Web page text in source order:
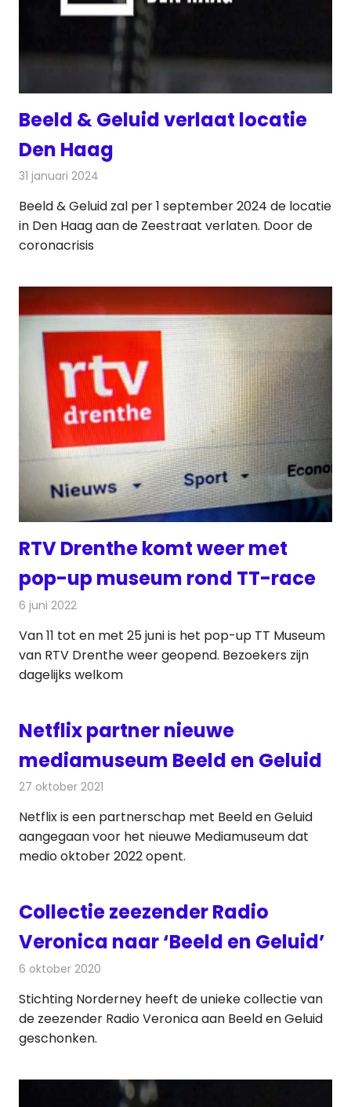
Beeld & Geluid verlaat locatie
Den Haag
31 januari 2024
Beeld & Geluid zal per 1 september 2024 de locatie
in Den Haag aan de Zeestraat verlaten. Door de
coronacrisis
RTV Drenthe komt weer met
pop-up museum rond TT-race
6 juni 2022
Van 11 tot en met 25 juni is het pop-up TT Museum
van RTV Drenthe weer geopend. Bezoekers zijn
dagelijks welkom
Netflix partner nieuwe
mediamuseum Beeld en Geluid
27 oktober 2021
Netflix is een partnerschap met Beeld en Geluid
aangegaan voor het nieuwe Mediamuseum dat
medio oktober 2022 opent.
Collectie zeezender Radio
Veronica naar ‘Beeld en Geluid’
6 oktober 2020
Stichting Norderney heeft de unieke collectie van
de zeezender Radio Veronica aan Beeld en Geluid
geschonken.